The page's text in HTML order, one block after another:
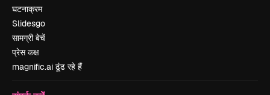
घटनाक्रम
Slidesgo
सामग्री बेचें
प्रेस कक्ष
magnific.ai ढूंढ रहे हैं